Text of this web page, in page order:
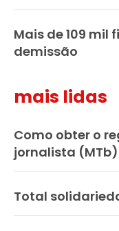
Mais de 109 mil
demissão
mais lidas
Como obter o
jornalista (MTb)
Total